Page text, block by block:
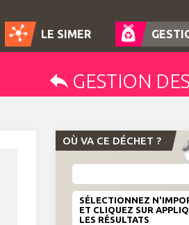
LE SIMER
GESTION DES
OÙ VA CE DÉCHET ?
SÉLECTIONNEZ
ET CLIQUEZ SUR
LES RÉSULTATS